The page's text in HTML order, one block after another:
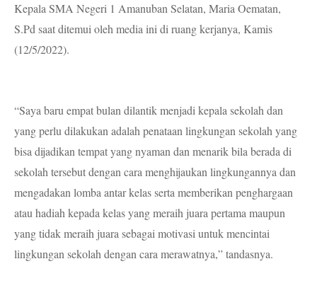
Kepala SMA Negeri 1 Amanuban Selatan, Maria Oematan,
S.Pd saat ditemui oleh media ini di ruang kerjanya, Kamis
(12/5/2022).
“Saya baru empat bulan dilantik menjadi kepala sekolah dan
yang perlu dilakukan adalah penataan lingkungan sekolah yang
bisa dijadikan tempat yang nyaman dan menarik bila berada di
sekolah tersebut dengan cara menghijaukan lingkungannya dan
mengadakan lomba antar kelas serta memberikan penghargaan
atau hadiah kepada kelas yang meraih juara pertama maupun
yang tidak meraih juara sebagai motivasi untuk mencintai
lingkungan sekolah dengan cara merawatnya,” tandasnya.